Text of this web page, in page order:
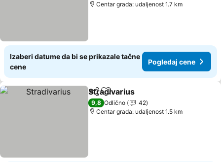
Centar grada: udaljenost 1.7 km
Izaberi datume da bi se prikazale tačne
cene
Pogledaj cene
Deli Dodati u favorite
Stradivarius
9,8 Odlično
42
Centar grada: udaljenost 1.5 km